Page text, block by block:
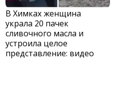
В Химках женщина
украла 20 пачек
сливочного масла и
устроила целое
представление: видео